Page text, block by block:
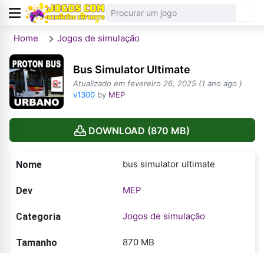
Home Jogos de simulação
Bus Simulator Ultimate
Atualizado em fevereiro 26, 2025 (1 ano ago )
v1300 by MEP
DOWNLOAD (870 MB)
Nome bus simulator ultimate
Dev MEP
Categoria Jogos de simulação
Tamanho 870 MB